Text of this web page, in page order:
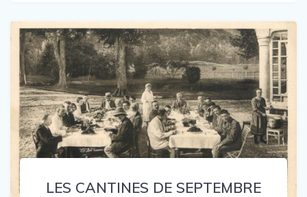
LES CANTINES DE SEPTEMBRE